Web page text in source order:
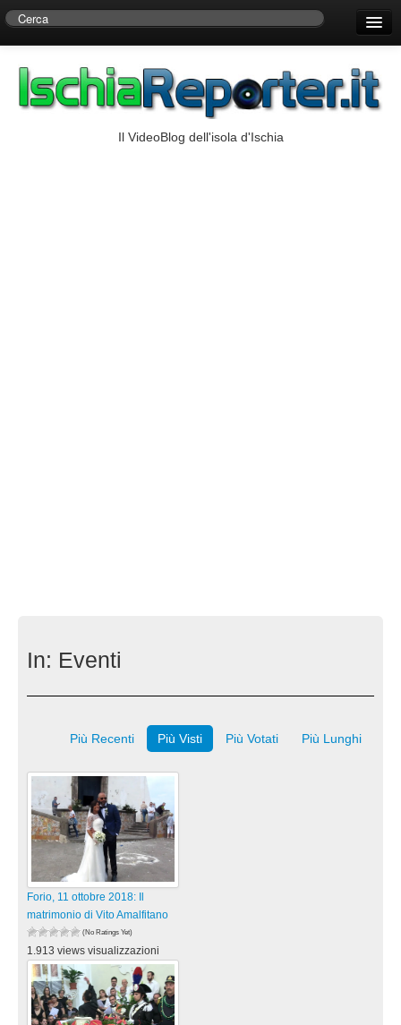
Centro di Ricerche Storiche D’Ambra
Il VideoBlog dell'isola d'Ischia
In: Eventi
Più Recenti Più Visti Più Votati Più Lunghi
Forio, 11 ottobre 2018: Il
matrimonio di Vito Amalfitano
(No Ratings Yet)
1.913 views visualizzazioni